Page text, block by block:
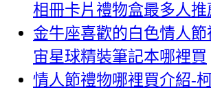
相冊卡片禮物盒最多人推
金牛座喜歡的白色情人
宙星球精裝筆記本哪裡買
情人節禮物哪裡買介紹-